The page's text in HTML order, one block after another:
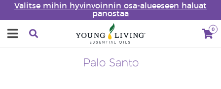
Valitse mihin hyvinvoinnin osa-alueeseen haluat
panostaa
0
Palo Santo